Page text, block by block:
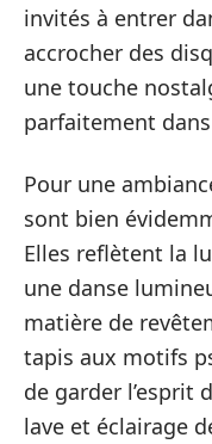
invités à entrer
accrocher des
une touche
parfaitement
Pour une
sont bien
Elles reflètent la
une danse
matière de
tapis aux motifs
de garder l’esprit
lave et éclairage